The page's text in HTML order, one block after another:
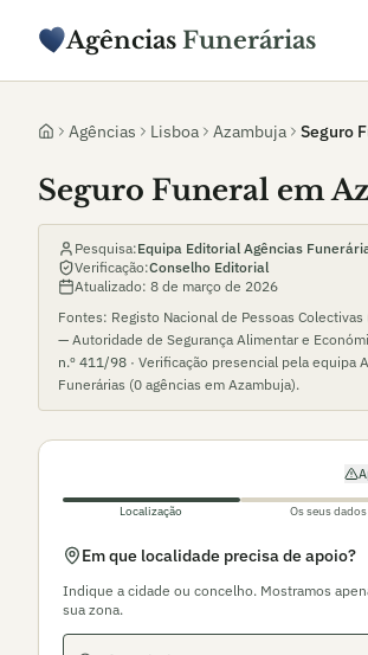
Agências Funerárias
Agências Lisboa Azambuja Seguro
Seguro Funeral em
Pesquisa:Equipa Editorial Agências
Verificação:Conselho Editorial
Atualizado: 8 de março de 2026
Fontes: Registo Nacional de Pessoas Colectivas
— Autoridade de Segurança Alimentar e
n.º 411/98 · Verificação presencial pela equipa
Funerárias (0 agências em Azambuja).
Localização Os seus dados
Em que localidade precisa de apoio?
Indique a cidade ou concelho. Mostramos
sua zona.